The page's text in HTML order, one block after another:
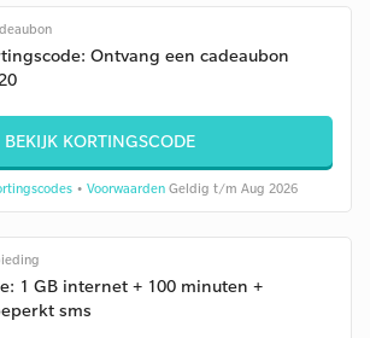
Ontvang een cadeaubon
BEKIJK KORTINGSCODE
• Voorwaarden Geldig t/m Aug 2026
1 GB internet + 100 minuten +
sms